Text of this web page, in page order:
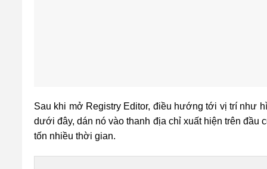
Sau khi mở Registry Editor, điều hướng tới vị trí như
dưới đây, dán nó vào thanh địa chỉ xuất hiện trên đầu
tốn nhiều thời gian.